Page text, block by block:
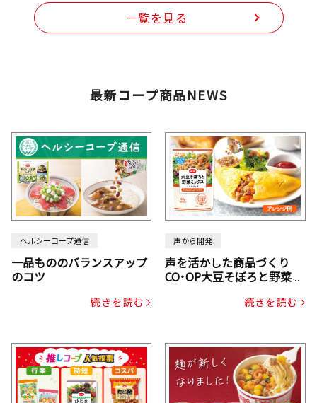
一覧を見る
最新コープ商品NEWS
ヘルシーコープ通信
一品もののバランスアップ
のコツ
続きを読む
声から開発
声を活かした商品づくり
CO･OP大豆そぼろと野菜ミ
じん・コーン入り）続きを読む